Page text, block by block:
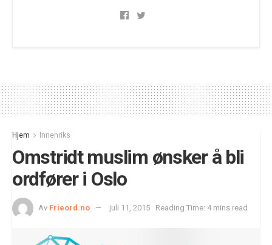
Hjem Innenriks
Omstridt muslim ønsker å bli
ordfører i Oslo
Av Frieord.no juli 11, 2015 Reading Time: 4 mins read